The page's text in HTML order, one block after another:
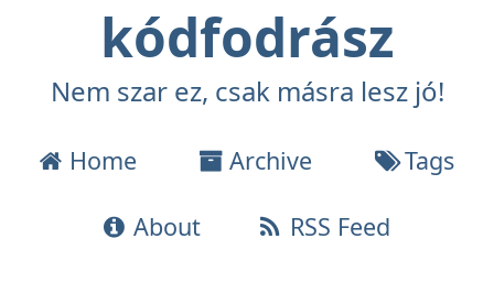
kódfodrász
Nem szar ez, csak másra lesz jó!
Home Archive Tags
About RSS Feed